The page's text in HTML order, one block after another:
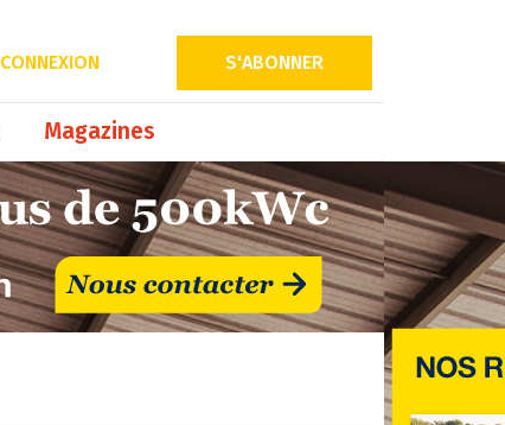
CONNEXION S'ABONNER
Magazines